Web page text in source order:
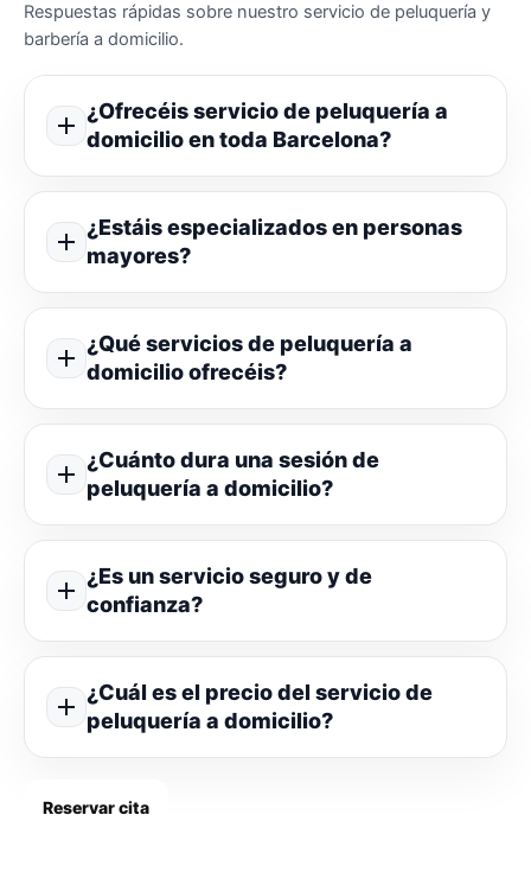
Respuestas rápidas sobre nuestro servicio de peluquería y
barbería a domicilio.
¿Ofrecéis servicio de peluquería a
domicilio en toda Barcelona?
¿Estáis especializados en personas
mayores?
¿Qué servicios de peluquería a
domicilio ofrecéis?
¿Cuánto dura una sesión de
peluquería a domicilio?
¿Es un servicio seguro y de
confianza?
¿Cuál es el precio del servicio de
peluquería a domicilio?
Reservar cita